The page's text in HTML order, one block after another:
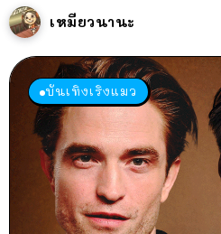
เหมียวนานะ
บันเทิงเริงแมว